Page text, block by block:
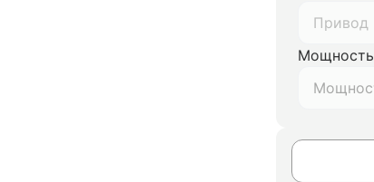
Привод
Мощность